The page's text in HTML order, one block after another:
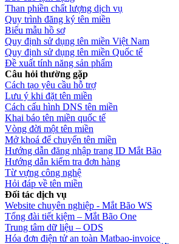
Than phiền chất lượng dịch vụ
Quy trình đăng ký tên miền
Biểu mẫu hồ sơ
Quy định sử dụng tên miền Việt Nam
Quy định sử dụng tên miền Quốc tế
Đề xuất tính năng sản phẩm
Câu hỏi thường gặp
Cách tạo yêu cầu hỗ trợ
Lưu ý khi đặt tên miền
Cách cấu hình DNS tên miền
Khai báo tên miền quốc tế
Vòng đời một tên miền
Mở khoá để chuyển tên miền
Hướng dẫn đăng nhập trang ID Mắt Bão
Hướng dẫn kiểm tra đơn hàng
Từ vựng công nghệ
Hỏi đáp về tên miền
Đối tác dịch vụ
Website chuyên nghiệp - Mắt Bão WS
Tổng đài tiết kiệm – Mắt Bão One
Trung tâm dữ liệu – ODS
Hóa đơn điện tử an toàn Matbao-invoice